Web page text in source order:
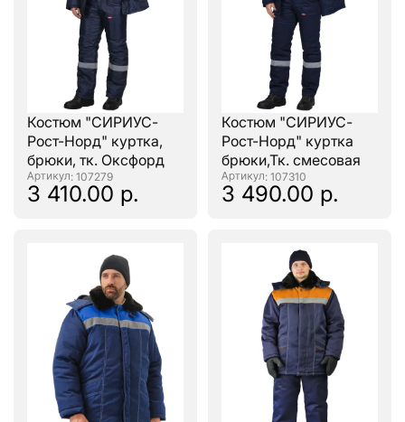
Костюм "СИРИУС-
Рост-Норд" куртка,
брюки, тк. Оксфорд
: 107279
3 410.00 р.
Костюм "СИРИУС-
Рост-Норд" куртка
брюки,Тк. смесовая
: 107310
3 490.00 р.